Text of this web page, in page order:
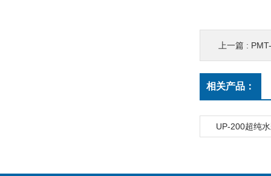
上一篇 :
相关产品：
UP-200超纯